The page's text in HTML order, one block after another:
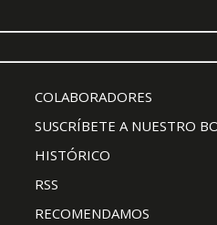
COLABORADORES
SUSCRÍBETE A NUESTRO
HISTÓRICO
RSS
RECOMENDAMOS